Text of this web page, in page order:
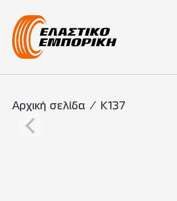
Κύρια
Αρχική σελίδα / K137